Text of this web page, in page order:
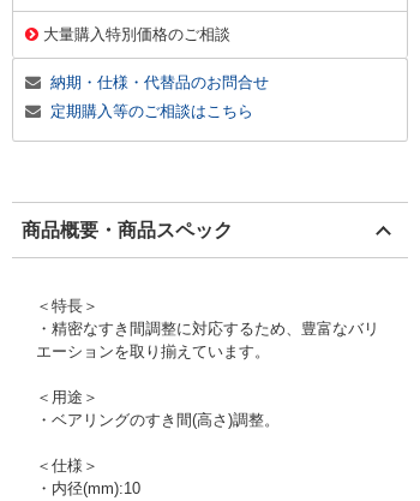
大量購入特別価格のご相談
納期・仕様・代替品のお問合せ
定期購入等のご相談はこちら
商品概要・商品スペック
＜特長＞
・精密なすき間調整に対応するため、豊富なバリ
エーションを取り揃えています。
＜用途＞
・ベアリングのすき間(高さ)調整。
＜仕様＞
・内径(mm):10